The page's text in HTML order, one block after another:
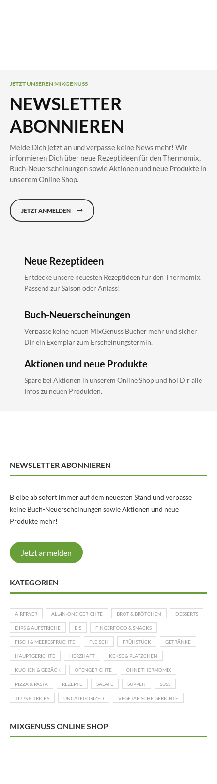
JETZT UNSEREN MIXGENUSS
NEWSLETTER
ABONNIEREN
Melde Dich jetzt an und verpasse keine News mehr! Wir
informieren Dich über neue Rezeptideen für den Thermomix,
Buch-Neuerscheinungen sowie Aktionen und neue Produkte in
unserem Online Shop.
JETZT ANMELDEN
Neue Rezeptideen
Entdecke unsere neuesten Rezeptideen für den Thermomix.
Passend zur Saison oder Anlass!
Buch-Neuerscheinungen
Verpasse keine neuen MixGenuss Bücher mehr und sicher
Dir ein Exemplar zum Erscheinungstermin.
Aktionen und neue Produkte
Spare bei Aktionen in unserem Online Shop und hol Dir alle
Infos zu neuen Produkten.
NEWSLETTER ABONNIEREN
Bleibe ab sofort immer auf dem neuesten Stand und verpasse
keine Buch-Neuerscheinungen sowie Aktionen und neue
Produkte mehr!
Jetzt anmelden
KATEGORIEN
AIRFRYER ALL-IN-ONE GERICHTE BROT & BRÖTCHEN DESSERTS
DIPS & AUFSTRICHE EIS FINGERFOOD & SNACKS
FISCH & MEERESFRÜCHTE FLEISCH FRÜHSTÜCK GETRÄNKE
HAUPTGERICHTE HERZHAFT KEKSE & PLÄTZCHEN
KUCHEN & GEBÄCK OFENGERICHTE OHNE THERMOMIX
PIZZA & PASTA REZEPTE SALATE SUPPEN SÜSS
TIPPS & TRICKS UNCATEGORIZED VEGETARISCHE GERICHTE
MIXGENUSS ONLINE SHOP